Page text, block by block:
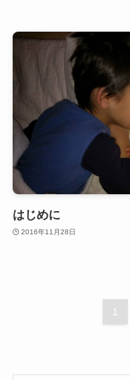
はじめに
2016年11月28日
1